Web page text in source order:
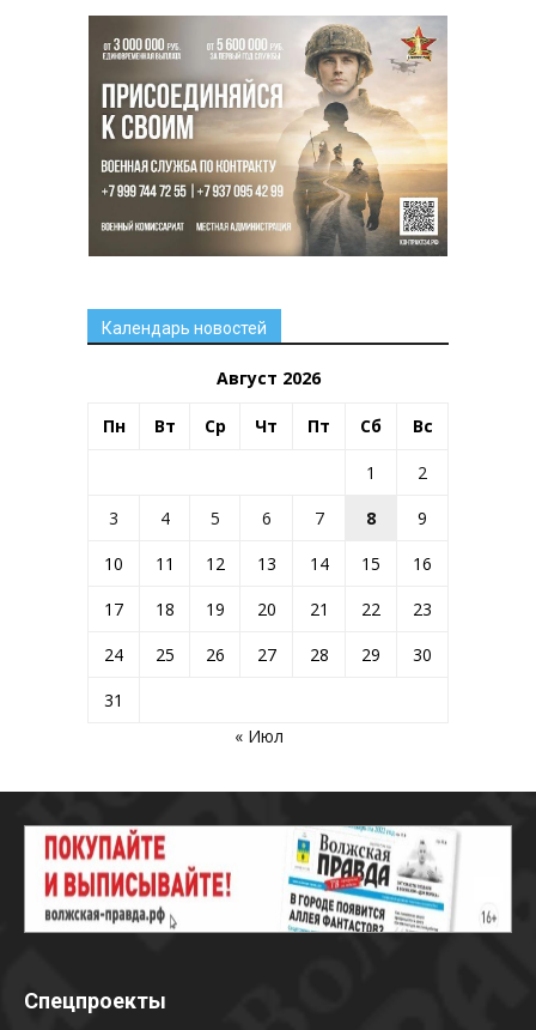
Календарь новостей
Август 2026
Пн Вт Ср Чт Пт Сб Вс
1
2
3
4 5 6 7 8
9
10
11 12 13 14 15
16
17
18 19 20 21 22
23
24
25 26 27 28 29
30
31
« Июл
Спецпроекты